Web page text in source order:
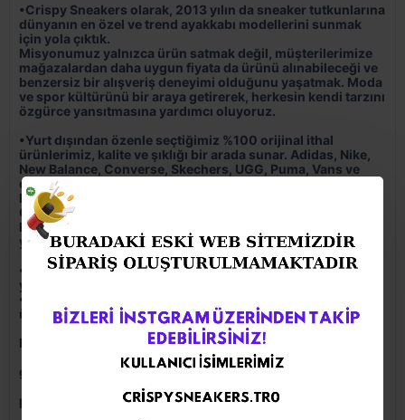
•Crispy Sneakers olarak, 2013 yılın da sneaker tutkunlarına
dünyanın en özel ve trend ayakkabı modellerini sunmak
için yola çıktık.
Misyonumuz yalnızca ürün satmak değil, müşterilerimize
mağazalardan daha uygun fiyata da ürünü alınabileceği ve
benzersiz bir alışveriş deneyimi olduğunu yaşatmak. Moda
ve spor kültürünü bir araya getirerek, herkesin kendi tarzını
özgürce yansıtmasına yardımcı oluyoruz.
•Yurt dışından özenle seçtiğimiz %100 orijinal ithal
ürünlerimiz, kalite ve şıklığı bir arada sunar. Adidas, Nike,
New Balance, Converse, Skechers, UGG, Puma, Vans ve
daha birçok dünya markasının en özel modellerini orijinal
kutusuyla birlikte sizin için tedarik ediyoruz.
Crispy Sneakers, 2013’den beri hem modayı takip eden
hem de konforu ön planda tutan herkes için geniş bir ürün
yelpazesine sahiptir.
•Ürünlerimiz de kesinlikle sahte ve replika ürün satışımız
yoktur.
•Tüm ürünlerimiz orijinal kutusunda gönderilmektedir. Her
ürün barkodlu, orijinal seri lisans numaralıdır.
Değerlerimiz;
Kalite: Sunduğumuz her ürün, orijinallik garantisi ile
gelir.
Güvenilirlik: Siparişleriniz hızlı, güvenli ve özenli
paketleme ile adresinize ulaşır.